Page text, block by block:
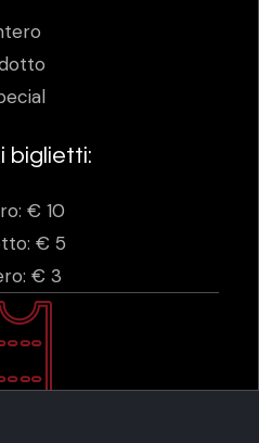
biglietti:
€ 10
€ 5
€ 3